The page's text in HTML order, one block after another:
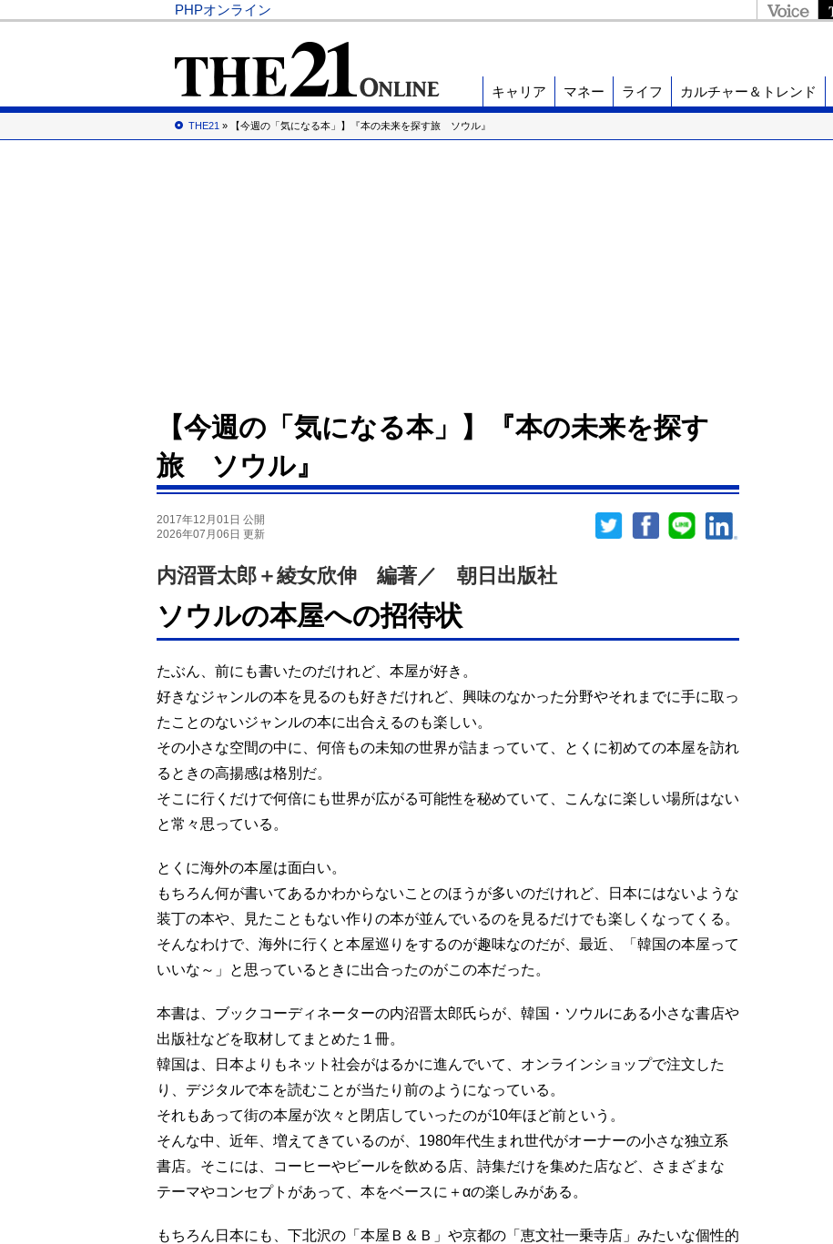
PHPオンライン
キャリア マネー ライフ カルチャー＆トレンド
THE21 » 【今週の「気になる本」】『本の未来を探す旅 ソウル』
【今週の「気になる本」】『本の未来を探す
旅 ソウル』
2017年12月01日 公開
2026年07月06日 更新
内沼晋太郎＋綾女欣伸 編著／ 朝日出版社
ソウルの本屋への招待状
たぶん、前にも書いたのだけれど、本屋が好き。
好きなジャンルの本を見るのも好きだけれど、興味のなかった分野やそれまでに手に取っ
たことのないジャンルの本に出合えるのも楽しい。
その小さな空間の中に、何倍もの未知の世界が詰まっていて、とくに初めての本屋を訪れ
るときの高揚感は格別だ。
そこに行くだけで何倍にも世界が広がる可能性を秘めていて、こんなに楽しい場所はない
と常々思っている。
とくに海外の本屋は面白い。
もちろん何が書いてあるかわからないことのほうが多いのだけれど、日本にはないような
装丁の本や、見たこともない作りの本が並んでいるのを見るだけでも楽しくなってくる。
そんなわけで、海外に行くと本屋巡りをするのが趣味なのだが、最近、「韓国の本屋って
いいな～」と思っているときに出合ったのがこの本だった。
本書は、ブックコーディネーターの内沼晋太郎氏らが、韓国・ソウルにある小さな書店や
出版社などを取材してまとめた１冊。
韓国は、日本よりもネット社会がはるかに進んでいて、オンラインショップで注文した
り、デジタルで本を読むことが当たり前のようになっている。
それもあって街の本屋が次々と閉店していったのが10年ほど前という。
そんな中、近年、増えてきているのが、1980年代生まれ世代がオーナーの小さな独立系
書店。そこには、コーヒーやビールを飲める店、詩集だけを集めた店など、さまざまな
テーマやコンセプトがあって、本をベースに＋αの楽しみがある。
もちろん日本にも、下北沢の「本屋Ｂ＆Ｂ」や京都の「恵文社一乗寺店」みたいな個性的